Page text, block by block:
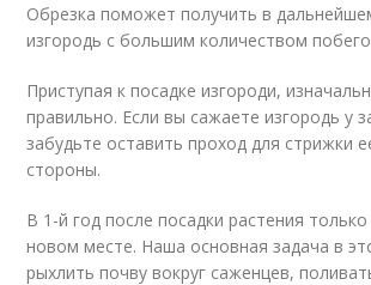
Обрезка поможет получить в
изгородь с большим количеством
Приступая к посадке изгороди,
правильно. Если вы сажаете изгородь у
забудьте оставить проход для стрижки
стороны.
В 1-й год после посадки растения
новом месте. Наша основная задача в
рыхлить почву вокруг саженцев,